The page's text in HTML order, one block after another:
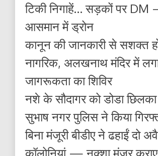
टिकी निगाहें… सड़कों पर DM
आसमान में ड्रोन
कानून की जानकारी से सशक्त
नागरिक, अलखनाथ मंदिर में
जागरूकता का शिविर
नशे के सौदागर को डोडा
सुभाष नगर पुलिस ने किया
बिना मंजूरी बीडीए ने ढहाईं दो
कॉलोनियां — नक्शा मंजूर कराए